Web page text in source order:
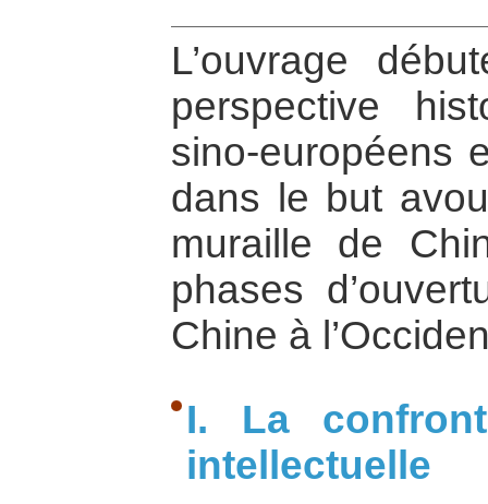
L’ouvrage
perspective
sino-européens
dans le but
muraille de
phases
Chine à
I. La
intellectuelle